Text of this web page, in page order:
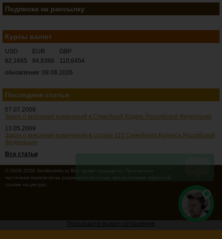
Подписка на рассылку
Курсы валют
USD EUR
GBP
82,1665
94,8366
110,6454
обновление: 08.08.2026
Последние статьи
07.07.2009
Закон о внесении изменений в Семейный Кодекс Российской Федерации
13.05.2009
Закон о внесении изменения в статью 115 Семейного Кодекса Российской
Федерации
Все статьи
© 2008-2026 Semkodeks.ru Все права защищены. Полная или
частичная перепечатка разрешается только при установке обратной
ссылки на ресурс.
Пользовательское соглашение